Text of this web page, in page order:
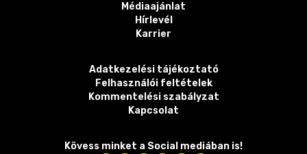
Médiaajánlat
Hírlevél
Karrier
Adatkezelési tájékoztató
Felhasználói feltételek
Kommentelési szabályzat
Kapcsolat
Kövess minket a Social mediában is!